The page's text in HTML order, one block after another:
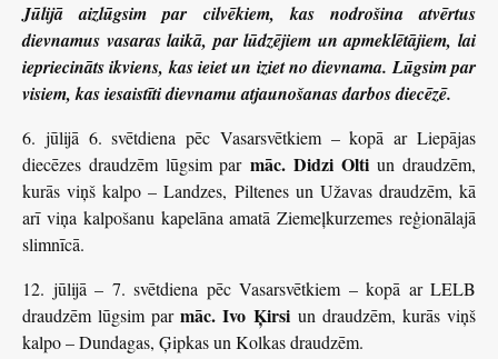
Jūlijā aizlūgsim par cilvēkiem, kas nodrošina atvērtus
dievnamus vasaras laikā, par lūdzējiem un apmeklētājiem, lai
iepriecināts ikviens, kas ieiet un iziet no dievnama. Lūgsim par
visiem, kas iesaistīti dievnamu atjaunošanas darbos diecēzē.
6. jūlijā 6. svētdiena pēc Vasarsvētkiem – kopā ar Liepājas
diecēzes draudzēm lūgsim par māc. Didzi Oltiun draudzēm,
kurās viņš kalpo – Landzes, Piltenes un Užavas draudzēm, kā
arī viņa kalpošanu kapelāna amatā Ziemeļkurzemes reģionālajā
slimnīcā.
12. jūlijā – 7. svētdiena pēc Vasarsvētkiem – kopā ar LELB
draudzēm lūgsim parmāc. Ivo Ķirsi un draudzēm, kurās viņš
kalpo – Dundagas, Ģipkas un Kolkas draudzēm.